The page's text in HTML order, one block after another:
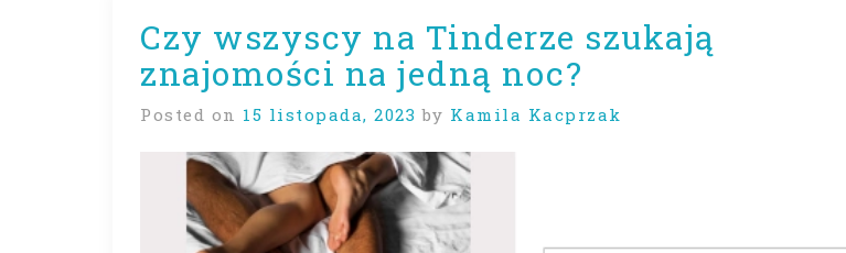
Czy wszyscy na Tinderze szukają
znajomości na jedną noc?
Posted on 15 listopada, 2023 by Kamila Kacprzak